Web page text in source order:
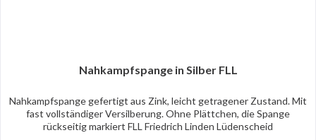
Nahkampfspange in Silber FLL
Nahkampfspange gefertigt aus Zink, leicht getragener Zustand. Mit
fast vollständiger Versilberung. Ohne Plättchen, die Spange
rückseitig markiert FLL Friedrich Linden Lüdenscheid